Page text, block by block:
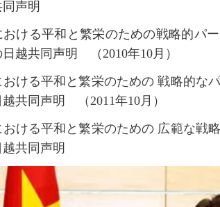
同声明
おける平和と繁栄のための戦略的パ
日越共同声明 （2010年10月）
おける平和と繁栄のための 戦略的な
越共同声明 （2011年10月）
おける平和と繁栄のための 広範な戦
共同声明